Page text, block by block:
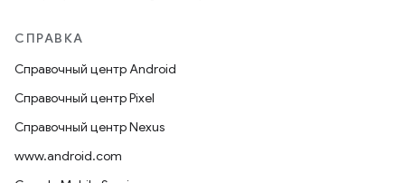
СПРАВКА
Справочный центр Android
Справочный центр Pixel
Справочный центр Nexus
www.android.com